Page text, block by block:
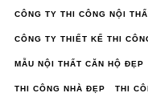
CÔNG TY THI CÔNG NỘI
CÔNG TY THIẾT KẾ THI
MẪU NỘI THẤT CĂN HỘ ĐẸP
THI CÔNG NHÀ ĐẸP THI